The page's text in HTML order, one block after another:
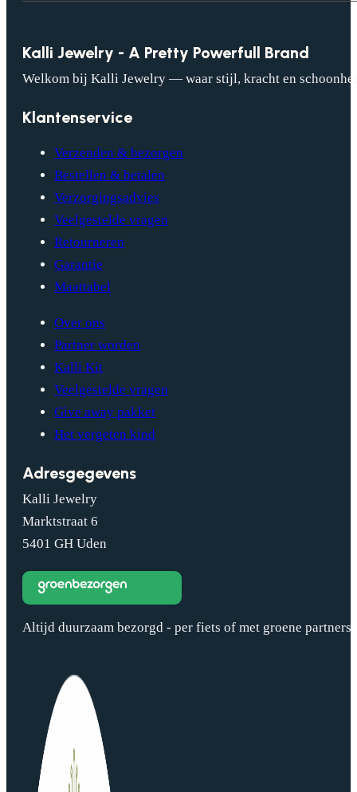
Kalli Jewelry - A Pretty Powerfull Brand
Welkom bij Kalli Jewelry — waar stijl, kracht en
Klantenservice
Verzenden & bezorgen
Bestellen & betalen
Verzorgingsadvies
Veelgestelde vragen
Retourneren
Garantie
Maattabel
Over ons
Partner worden
Kalli Kit
Veelgestelde vragen
Give away pakket
Het vergeten kind
Adresgegevens
Kalli Jewelry
Marktstraat 6
5401 GH Uden
Altijd duurzaam bezorgd - per fiets of met groene partners